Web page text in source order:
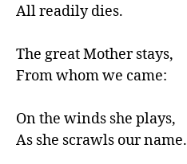
All readily dies.
The great Mother stays,
From whom we came:
On the winds she plays,
As she scrawls our name.